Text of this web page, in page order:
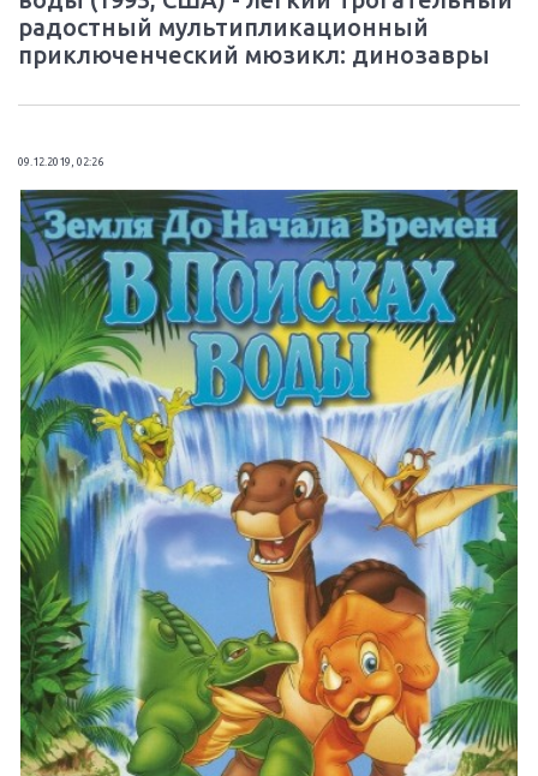
радостный мультипликационный
приключенческий мюзикл: динозавры
09.12.2019, 02:26